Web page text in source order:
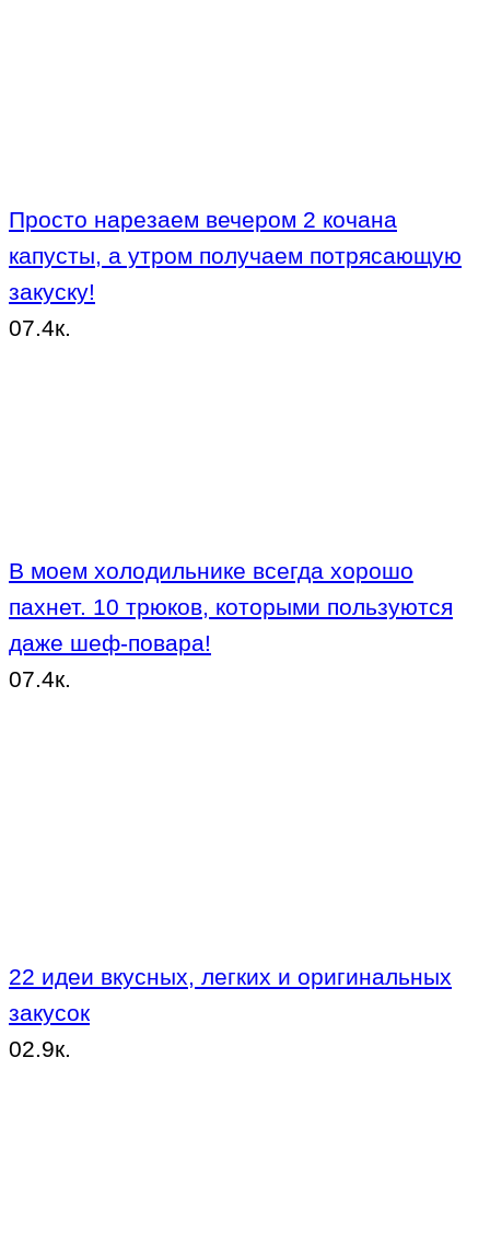
Просто нарезаем вечером 2 кочана
капусты, а утром получаем потрясающую
закуску!
07.4к.
В моем холодильнике всегда хорошо
пахнет. 10 трюков, которыми пользуются
даже шеф-повара!
07.4к.
22 идеи вкусных, легких и оригинальных
закусок
02.9к.